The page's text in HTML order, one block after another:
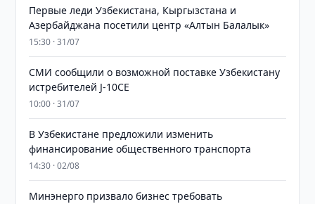
Первые леди Узбекистана, Кыргызстана и
Азербайджана посетили центр «Алтын Балалык»
15:30 · 31/07
СМИ сообщили о возможной поставке Узбекистану
истребителей J-10CE
10:00 · 31/07
В Узбекистане предложили изменить
финансирование общественного транспорта
14:30 · 02/08
Минэнерго призвало бизнес требовать